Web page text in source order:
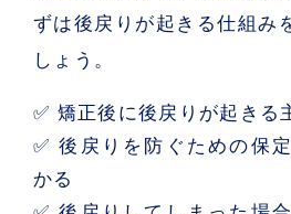
ずは後戻りが起きる仕組み
しょう。
✅ 矯正後に後戻りが起きる
✅ 後戻りを防ぐための保
かる